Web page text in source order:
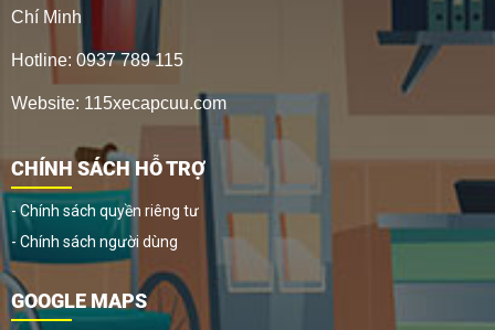
Chí Minh
Hotline: 0937 789 115
Website: 115xecapcuu.com
CHÍNH SÁCH HỖ TRỢ
- Chính sách quyền riêng tư
- Chính sách người dùng
GOOGLE MAPS